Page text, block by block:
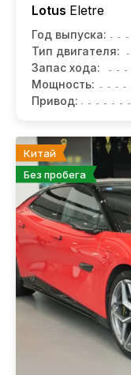
Lotus Eletre
Год выпуска:
Тип двигателя:
Запас хода:
Мощность:
Привод:
Китай
Без пробега